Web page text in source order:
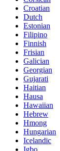
Croatian
Dutch
Estonian
Filipino
Finnish
Frisian
Galician
Georgian
Gujarati
Haitian
Hausa
Hawaiian
Hebrew
Hmong
Hungarian
Icelandic